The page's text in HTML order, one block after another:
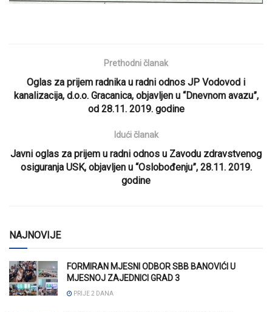
Prethodni članak
Oglas za prijem radnika u radni odnos JP Vodovod i
kanalizacija, d.o.o. Gracanica, objavljen u “Dnevnom avazu”,
od 28.11. 2019. godine
Idući članak
Javni oglas za prijem u radni odnos u Zavodu zdravstvenog
osiguranja USK, objavljen u “Oslobođenju”, 28.11. 2019.
godine
NAJNOVIJE
FORMIRAN MJESNI ODBOR SBB BANOVIĆI U
MJESNOJ ZAJEDNICI GRAD 3
PRIJE 2 DANA